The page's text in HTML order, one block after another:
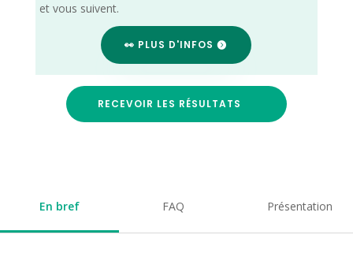
et vous suivent.
👀 PLUS D'INFOS
RECEVOIR LES RÉSULTATS
En bref FAQ Présentation